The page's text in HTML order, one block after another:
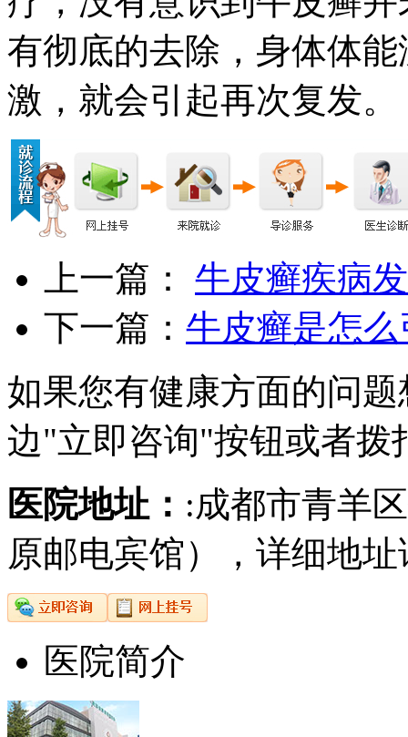
有彻底的去除，身体体
激，就会引起再次复发。
上一篇： 牛皮癣疾病
下一篇： 牛皮癣是怎么
如果您有健康方面的问
边"立即咨询"按钮或者拨
医院地址： :成都市青羊
原邮电宾馆），详细地
医院简介